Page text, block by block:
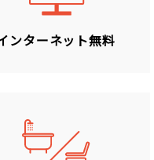
ンターネット無料